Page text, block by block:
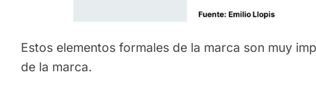
Estos elementos formales de la marca son muy
de la marca.